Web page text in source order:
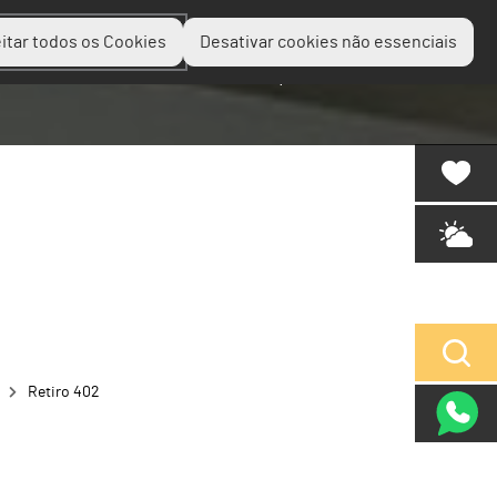
todos os Cookies Desativar cookies não essenciais
Planear Descobrir
Retiro 402